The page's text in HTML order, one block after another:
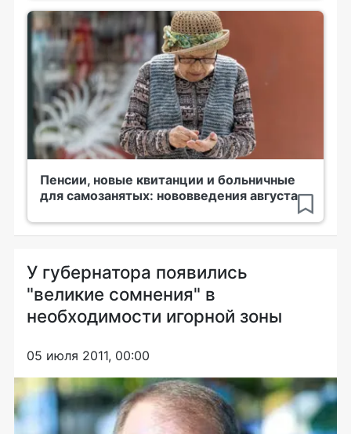
Пенсии, новые квитанции и больничные
для самозанятых: нововведения августа
У губернатора появились
"великие сомнения" в
необходимости игорной зоны
05 июля 2011, 00:00